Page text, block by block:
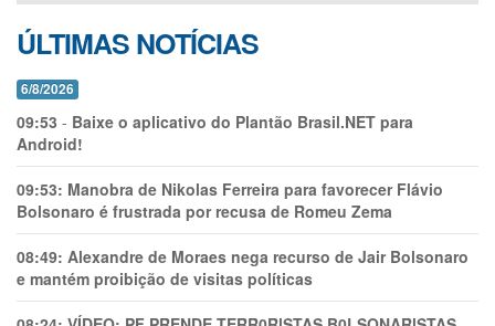
ÚLTIMAS NOTÍCIAS
6/8/2026
09:53 - Baixe o aplicativo do Plantão Brasil.NET para
Android!
09:53: Manobra de Nikolas Ferreira para favorecer Flávio
Bolsonaro é frustrada por recusa de Romeu Zema
08:49: Alexandre de Moraes nega recurso de Jair Bolsonaro
e mantém proibição de visitas políticas